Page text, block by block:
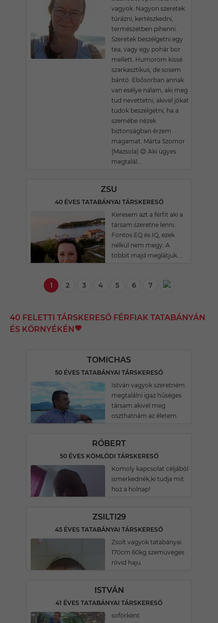
vagyok. Nagyon szeretek
túrázni, kertészkedni,
természetben pihenni.
Szeretek beszélgetni egy
tea, vagy egy pohár bor
mellett. Humorom kissé
szarkasztikus, de sosem
bántó. Elsősorban annak
van esélye nálam, aki meg
tud nevettetni, akivel jókat
tudok beszélgetni, ha a
szemébe nézek
biztonságban érzem
magamat. Márta Szomor
(Mazsola) 😉 Aki ügyes
megtalál...
ZSU
40 ÉVES TATABÁNYAI TÁRSKERESŐ
Keresem azt a férfit aki a
társam szeretne lenni.
Fontos EQ és IQ, ezek
nélkül nem megy. A
többit majd meglátjuk....
1 2 3 4 5 6 7
40 FELETTI TÁRSKERESŐ FÉRFIAK TATABÁNYÁN
ÉS KÖRNYÉKÉN
TOMICHAS
50 ÉVES TATABÁNYAI TÁRSKERESŐ
István vagyok szeretném
megtalálni igaz hűséges
társam akivel meg
oszthatnám az életem.
RÓBERT
50 ÉVES KÖMLŐDI TÁRSKERESŐ
Komoly kapcsolat céljából
ismerkednék,ki tudja mit
hoz a holnap!
ZSILTI29
45 ÉVES TATABÁNYAI TÁRSKERESŐ
Zsolt vagyok tatabányai.
170cm 60kg szemüveges
rövid haju.
ISTVÁN
41 ÉVES TATABÁNYAI TÁRSKERESŐ
soförként